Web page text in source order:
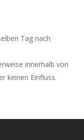
Tag nach
innerhalb von
keinen Einfluss.